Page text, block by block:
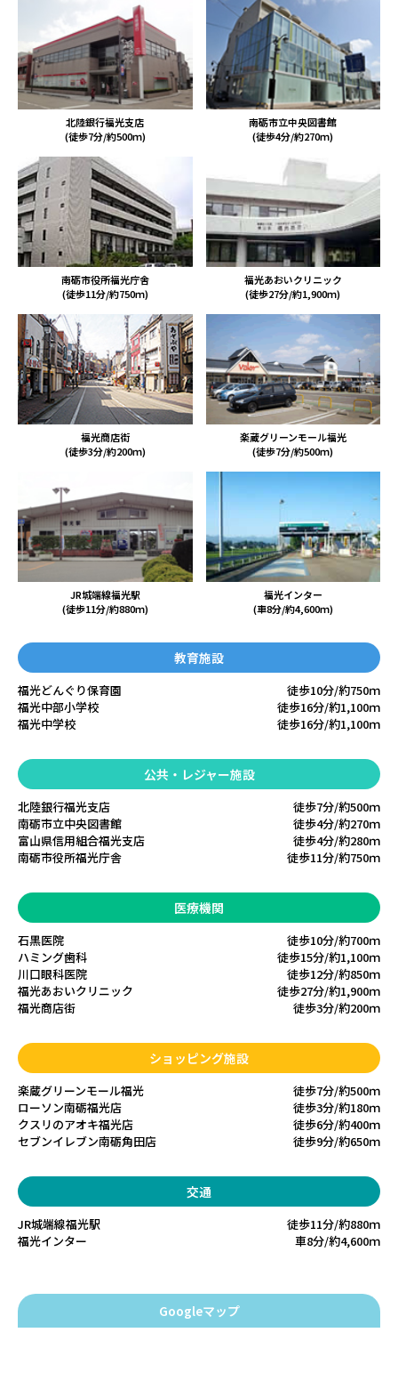
北陸銀行福光支店
(徒歩7分/約500ｍ)
南砺市立中央図書館
(徒歩4分/約270ｍ)
南砺市役所福光庁舎
(徒歩11分/約750ｍ)
福光あおいクリニック
(徒歩27分/約1,900ｍ)
福光商店街
(徒歩3分/約200ｍ)
楽蔵グリーンモール福光
(徒歩7分/約500ｍ)
JR城端線福光駅
(徒歩11分/約880ｍ)
福光インター
(車8分/約4,600ｍ)
教育施設
福光どんぐり保育園
徒歩10分/約750ｍ
福光中部小学校
徒歩16分/約1,100ｍ
福光中学校
徒歩16分/約1,100ｍ
公共・レジャー施設
北陸銀行福光支店
徒歩7分/約500ｍ
南砺市立中央図書館
徒歩4分/約270ｍ
富山県信用組合福光支店
徒歩4分/約280ｍ
南砺市役所福光庁舎
徒歩11分/約750ｍ
医療機関
石黒医院
徒歩10分/約700ｍ
ハミング歯科
徒歩15分/約1,100ｍ
川口眼科医院
徒歩12分/約850ｍ
福光あおいクリニック
徒歩27分/約1,900ｍ
福光商店街
徒歩3分/約200ｍ
ショッピング施設
楽蔵グリーンモール福光
徒歩7分/約500ｍ
ローソン南砺福光店
徒歩3分/約180ｍ
クスリのアオキ福光店
徒歩6分/約400ｍ
セブンイレブン南砺角田店
徒歩9分/約650ｍ
交通
JR城端線福光駅
徒歩11分/約880ｍ
福光インター
車8分/約4,600ｍ
Googleマップ